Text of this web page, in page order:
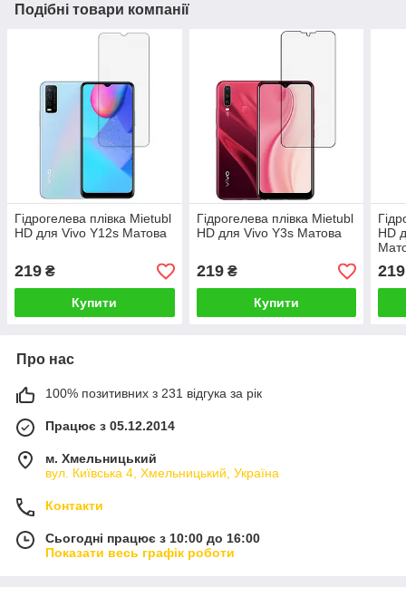
Подібні товари компанії
Гідрогелева плівка Mietubl
HD для Vivo Y12s Матова
219 ₴
Купити
Гідрогелева плівка Mietubl
HD для Vivo Y3s Матова
219₴
Купити
HD
219
Про нас
100% позитивних з 231 відгука за рік
Працює з 05.12.2014
м. Хмельницький
вул. Київська 4, Хмельницький, Україна
Контакти
Сьогодні працює з 10:00 до 16:00
Показати весь графік роботи